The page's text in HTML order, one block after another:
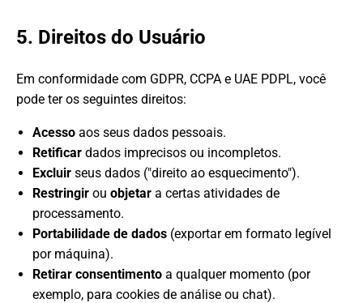
5. Direitos do Usuário
Em conformidade com GDPR, CCPA e UAE PDPL, você
pode ter os seguintes direitos:
Acesso aos seus dados pessoais.
Retificar dados imprecisos ou incompletos.
Excluir seus dados ("direito ao esquecimento").
Restringir ou objetar a certas atividades de
processamento.
Portabilidade de dados (exportar em formato legível
por máquina).
Retirar consentimento a qualquer momento (por
exemplo, para cookies de análise ou chat).